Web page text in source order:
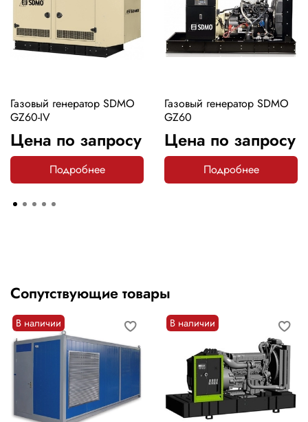
Газовый генератор SDMO
GZ60-IV
Цена по запросу
Подробнее
Газовый генератор SDMO
GZ60
Цена по запросу
Подробнее
Сопутствующие товары
В наличии В наличии